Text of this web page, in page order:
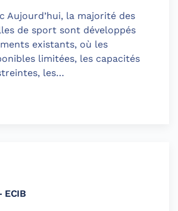
Aujourd’hui, la majorité des
de sport sont développés
existants, où les
limitées, les capacités
les…